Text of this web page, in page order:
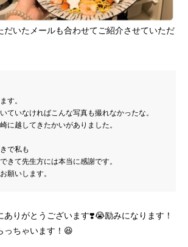
だいたメールも合わせてご紹介させていただ
す。
ていなければこんな写真も撮れなかったな。
に越してきたかいがありました。
で私も
きて先生方には本当に感謝です。
願いします。
ありがとうございます❣️😭励みになります！
っちゃいます！😆